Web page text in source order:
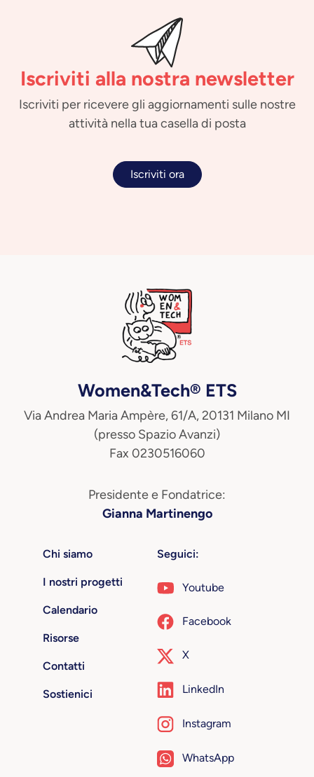
Iscriviti alla nostra newsletter
Iscriviti per ricevere gli aggiornamenti sulle nostre
attività nella tua casella di posta
Iscriviti ora
Women&Tech® ETS
Via Andrea Maria Ampère, 61/A, 20131 Milano MI
(presso Spazio Avanzi)
Fax 0230516060
Presidente e Fondatrice:
Gianna Martinengo
Chi siamo
I nostri progetti
Calendario
Risorse
Contatti
Sostienici
Seguici:
Youtube
Facebook
X
LinkedIn
Instagram
WhatsApp